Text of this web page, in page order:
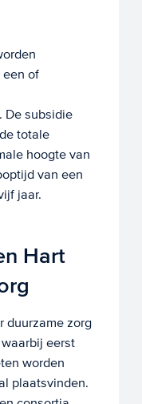
een of
De subsidie
totale
hoogte van
van een
jaar.
Hart
duurzame zorg
eerst
worden
plaatsvinden.